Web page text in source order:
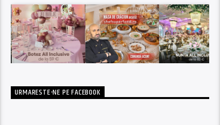
URMARESTE-NE PE FACEBOOK